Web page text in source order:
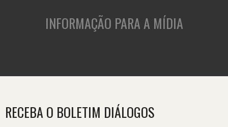
INFORMAÇÃO PARA A MÍDIA
RECEBA O BOLETIM DIÁLOGOS